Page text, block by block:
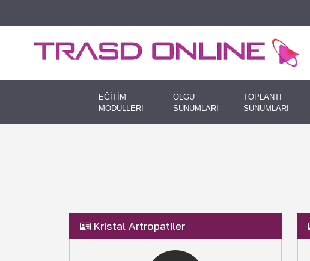
EĞİTİM
MODÜLLERİ
OLGU
SUNUMLARI
TOPLANTI
SUNUMLARI
Kristal Artropatiler